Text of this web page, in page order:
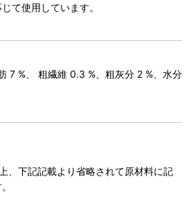
て使用しています。
7 %、 粗繊維 0.3 %、粗灰分 2 %、水分
、下記記載より省略されて原材料に記